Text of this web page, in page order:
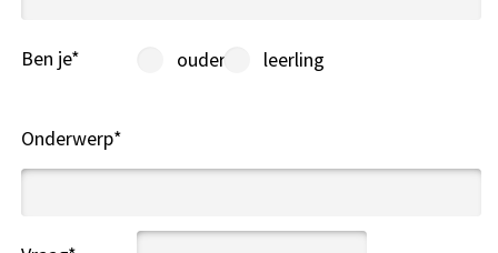
Ben je* ouder leerling
Onderwerp*